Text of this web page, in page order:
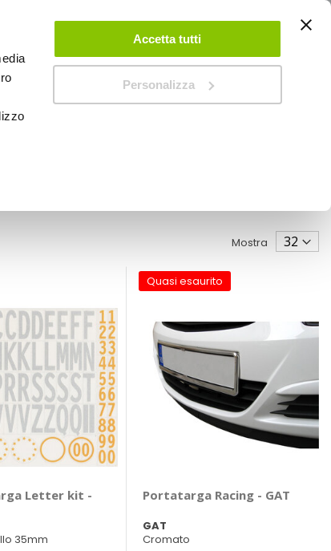
Accetta tutti
Personalizza
ACCEDI CREA UN ACCOUNT CONTATTACI
Mostra
Letter kit -
35mm
Quasi esaurito
Portatarga Racing - GAT
GAT
Cromato